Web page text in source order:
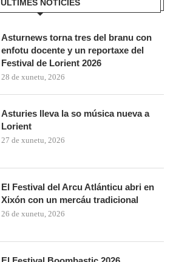
ÚLTIMES NOTICIES
Asturnews torna tres del branu con
enfotu docente y un reportaxe del
Festival de Lorient 2026
28 de xunetu, 2026
Asturies lleva la so música nueva a
Lorient
27 de xunetu, 2026
El Festival del Arcu Atlánticu abri en
Xixón con un mercáu tradicional
26 de xunetu, 2026